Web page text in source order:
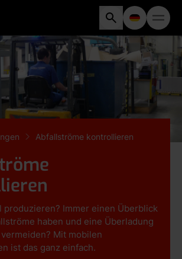
Abfallströme kontrollieren
produzieren? Immer einen Überblick
haben und eine Überladung
Mit mobilen
ist das ganz einfach.